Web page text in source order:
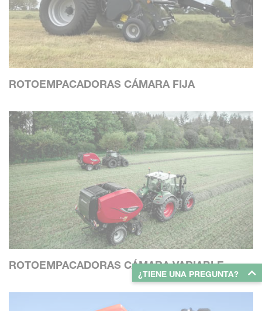
ROTOEMPACADORAS CÁMARA FIJA
ROTOEMPACADORAS CÁMARA VARIABLE
¿TIENE UNA PREGUNTA?